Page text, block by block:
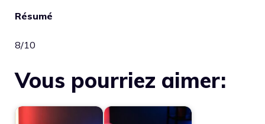
Résumé
8/10
Vous pourriez aimer: